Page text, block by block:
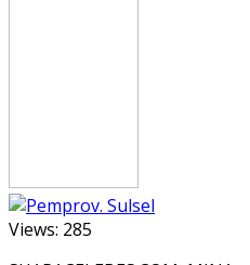
Views: 285